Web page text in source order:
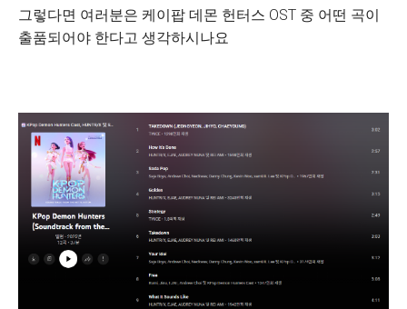
그렇다면 여러분은 케이팝 데몬 헌터스 OST 중 어떤 곡이
출품되어야 한다고 생각하시나요